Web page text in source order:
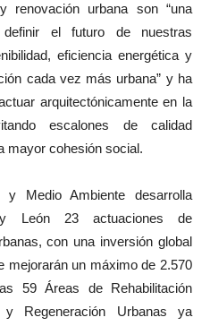
renovación urbana son “una
definir el futuro de nuestras
eficiencia energética y
cada vez más urbana” y ha
arquitectónicamente en la
escalones de calidad
mayor cohesión social.
Medio Ambiente desarrolla
León 23 actuaciones de
con una inversión global
mejorarán un máximo de 2.570
59 Áreas de Rehabilitación
Regeneración Urbanas ya